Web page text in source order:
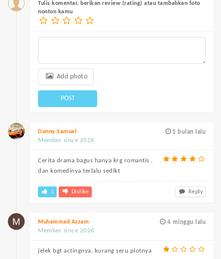
Tulis komentar, berikan review (rating) atau tambahkan foto
nonton kamu
Add photo
POST
1 bulan lalu
Donny Samuel
Member since 2026
Cerita drama bagus hanya krg romantis ,
dan komedinya terlalu sedikt
1 Dislike Reply
4 minggu lalu
Muhammad Azzam
Member since 2026
jelek bgt actingnya, kurang seru plotnya